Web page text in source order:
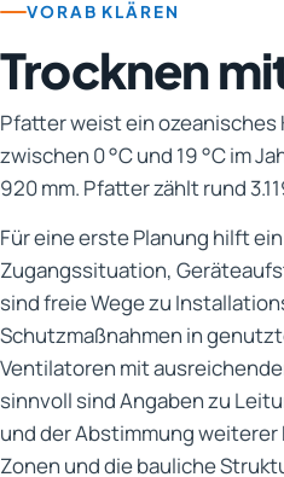
VORAB KLÄREN
Trocknen
Pfatter weist ein
zwischen 0 °C und 19 °C im
920 mm. Pfatter zählt rund
Für eine erste Planung hilft
Zugangssituation,
sind freie Wege zu
Schutzmaßnahmen in
Ventilatoren mit
sinnvoll sind Angaben zu
und der Abstimmung
Zonen und die bauliche